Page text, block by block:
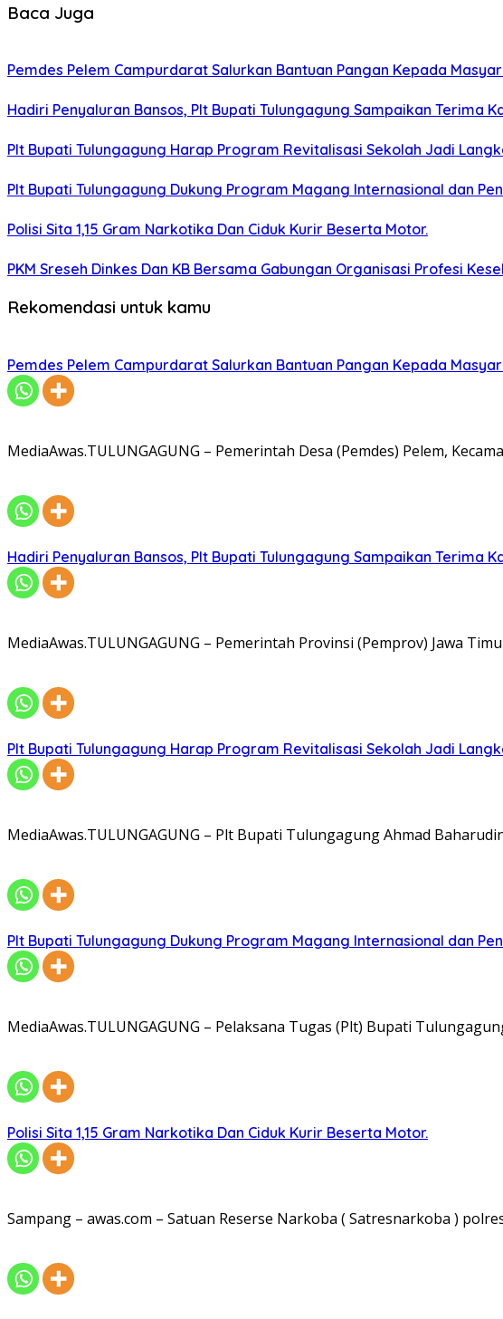
Baca Juga
Pemdes Pelem Campurdarat Salurkan Bantuan Pangan Kepada
Hadiri Penyaluran Bansos, Plt Bupati Tulungagung Sampaikan Terima
Plt Bupati Tulungagung Harap Program Revitalisasi Sekolah Jadi
Plt Bupati Tulungagung Dukung Program Magang Internasional dan
Polisi Sita 1,15 Gram Narkotika Dan Ciduk Kurir Beserta Motor.
PKM Sreseh Dinkes Dan KB Bersama Gabungan Organisasi Profesi
Rekomendasi untuk kamu
Pemdes Pelem Campurdarat Salurkan Bantuan Pangan Kepada
MediaAwas.TULUNGAGUNG – Pemerintah Desa (Pemdes) Pelem,
Hadiri Penyaluran Bansos, Plt Bupati Tulungagung Sampaikan Terima
MediaAwas.TULUNGAGUNG – Pemerintah Provinsi (Pemprov) Jawa
Plt Bupati Tulungagung Harap Program Revitalisasi Sekolah Jadi
MediaAwas.TULUNGAGUNG – Plt Bupati Tulungagung Ahmad
Plt Bupati Tulungagung Dukung Program Magang Internasional dan
MediaAwas.TULUNGAGUNG – Pelaksana Tugas (Plt) Bupati
Polisi Sita 1,15 Gram Narkotika Dan Ciduk Kurir Beserta Motor.
Sampang – awas.com – Satuan Reserse Narkoba ( Satresnarkoba )